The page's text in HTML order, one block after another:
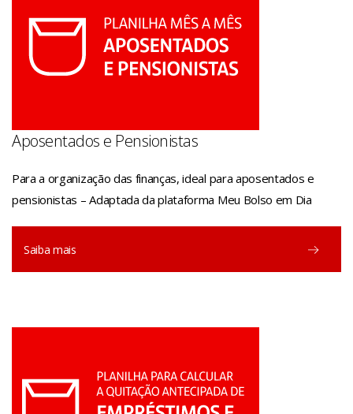
Aposentados e Pensionistas
Para a organização das finanças, ideal para aposentados e
pensionistas – Adaptada da plataforma Meu Bolso em Dia
Saiba mais